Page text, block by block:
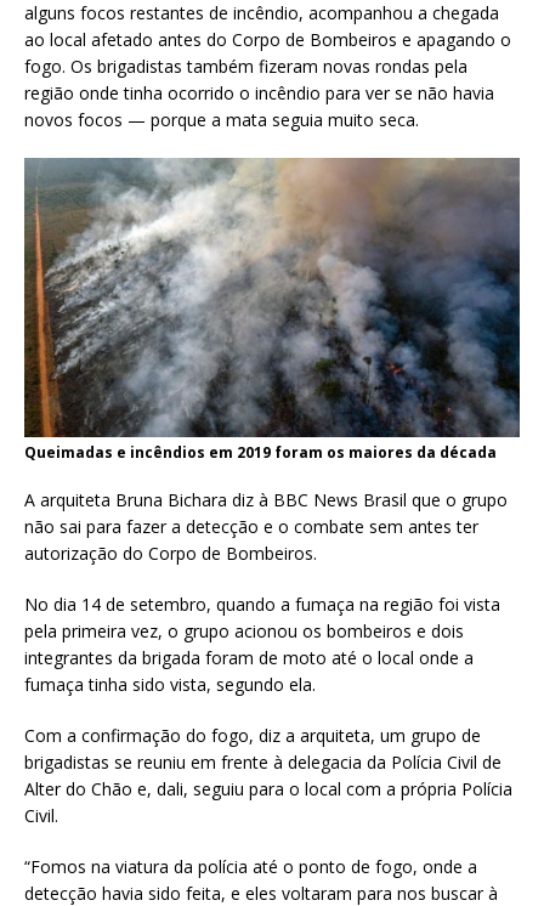
alguns focos restantes de incêndio, acompanhou a chegada
ao local afetado antes do Corpo de Bombeiros e apagando o
fogo. Os brigadistas também fizeram novas rondas pela
região onde tinha ocorrido o incêndio para ver se não havia
novos focos — porque a mata seguia muito seca.
Queimadas e incêndios em 2019 foram os maiores da década
A arquiteta Bruna Bichara diz à BBC News Brasil que o grupo
não sai para fazer a detecção e o combate sem antes ter
autorização do Corpo de Bombeiros.
No dia 14 de setembro, quando a fumaça na região foi vista
pela primeira vez, o grupo acionou os bombeiros e dois
integrantes da brigada foram de moto até o local onde a
fumaça tinha sido vista, segundo ela.
Com a confirmação do fogo, diz a arquiteta, um grupo de
brigadistas se reuniu em frente à delegacia da Polícia Civil de
Alter do Chão e, dali, seguiu para o local com a própria Polícia
Civil.
“Fomos na viatura da polícia até o ponto de fogo, onde a
detecção havia sido feita, e eles voltaram para nos buscar à